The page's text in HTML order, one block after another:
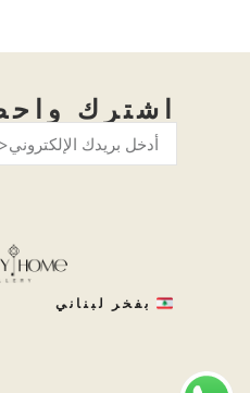
اشترك
بفخر لبناني